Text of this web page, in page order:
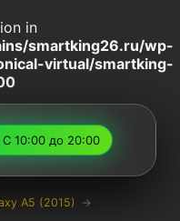
in
smartking26.ru/wp-
virtual/smartking-
10:00 до 20:00
A5 (2015)
→